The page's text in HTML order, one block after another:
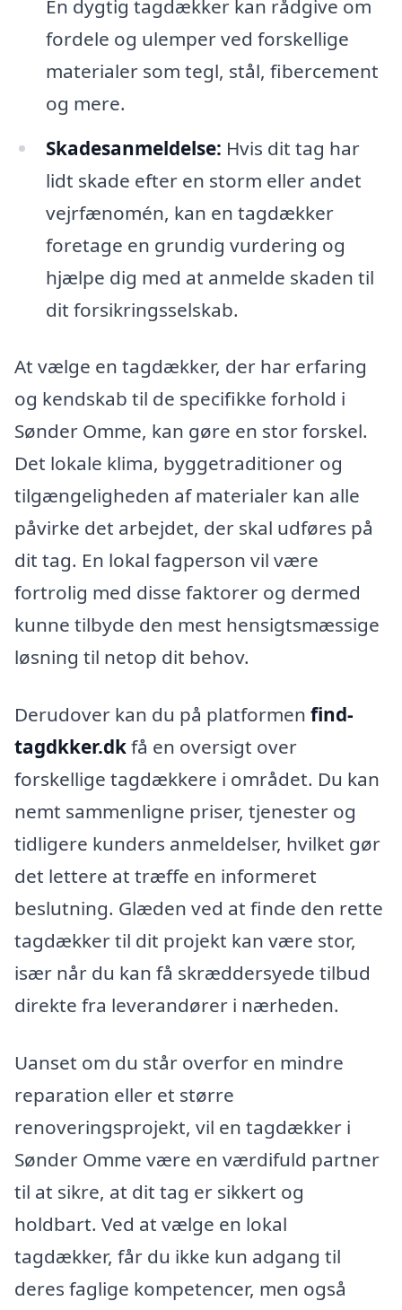
En dygtig tagdækker kan rådgive om
fordele og ulemper ved forskellige
materialer som tegl, stål, fibercement
og mere.
Skadesanmeldelse: Hvis dit tag har
lidt skade efter en storm eller andet
vejrfænomén, kan en tagdækker
foretage en grundig vurdering og
hjælpe dig med at anmelde skaden til
dit forsikringsselskab.
At vælge en tagdækker, der har erfaring
og kendskab til de specifikke forhold i
Sønder Omme, kan gøre en stor forskel.
Det lokale klima, byggetraditioner og
tilgængeligheden af materialer kan alle
påvirke det arbejdet, der skal udføres på
dit tag. En lokal fagperson vil være
fortrolig med disse faktorer og dermed
kunne tilbyde den mest hensigtsmæssige
løsning til netop dit behov.
Derudover kan du på platformen find-
tagdkker.dkfå en oversigt over
forskellige tagdækkere i området. Du kan
nemt sammenligne priser, tjenester og
tidligere kunders anmeldelser, hvilket gør
det lettere at træffe en informeret
beslutning. Glæden ved at finde den rette
tagdækker til dit projekt kan være stor,
især når du kan få skræddersyede tilbud
direkte fra leverandører i nærheden.
Uanset om du står overfor en mindre
reparation eller et større
renoveringsprojekt, vil en tagdækker i
Sønder Omme være en værdifuld partner
til at sikre, at dit tag er sikkert og
holdbart. Ved at vælge en lokal
tagdækker, får du ikke kun adgang til
deres faglige kompetencer, men også